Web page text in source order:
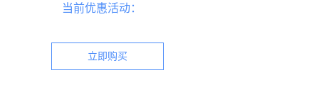
当前优惠活动：
立即购买